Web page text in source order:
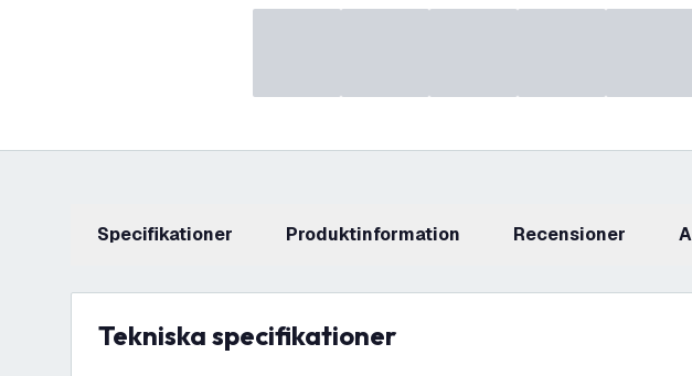
Specifikationer produktinformation recensioner
Tekniska specifikationer